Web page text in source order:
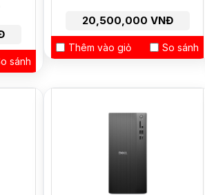
sánh
20,500,000 VNĐ
Thêm vào giỏ So sánh